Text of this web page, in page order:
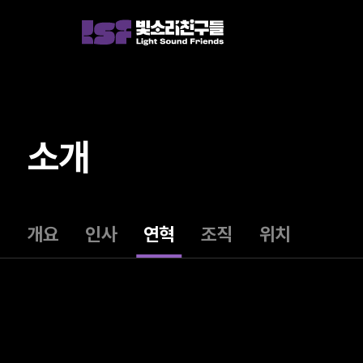
소개
개요 인사 연혁 조직 위치